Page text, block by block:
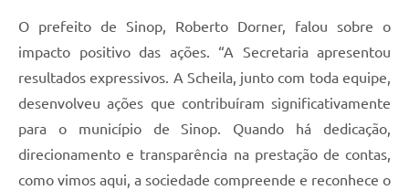
O prefeito de Sinop, Roberto Dorner, falou sobre o
impacto positivo das ações. “A Secretaria apresentou
resultados expressivos. A Scheila, junto com toda equipe,
desenvolveu ações que contribuíram significativamente
para o município de Sinop. Quando há dedicação,
direcionamento e transparência na prestação de contas,
como vimos aqui, a sociedade compreende e reconhece o